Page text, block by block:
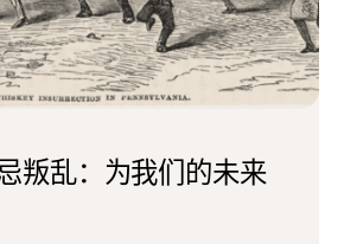
叛乱：为我们的未来